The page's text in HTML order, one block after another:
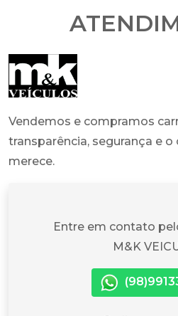
Vendemos e compramos
transparência, segurança e
merece.
Entre em contato
M&K